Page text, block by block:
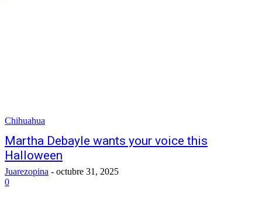
Chihuahua
Martha Debayle wants your voice this
Halloween
Juarezopina - octubre 31, 2025
0